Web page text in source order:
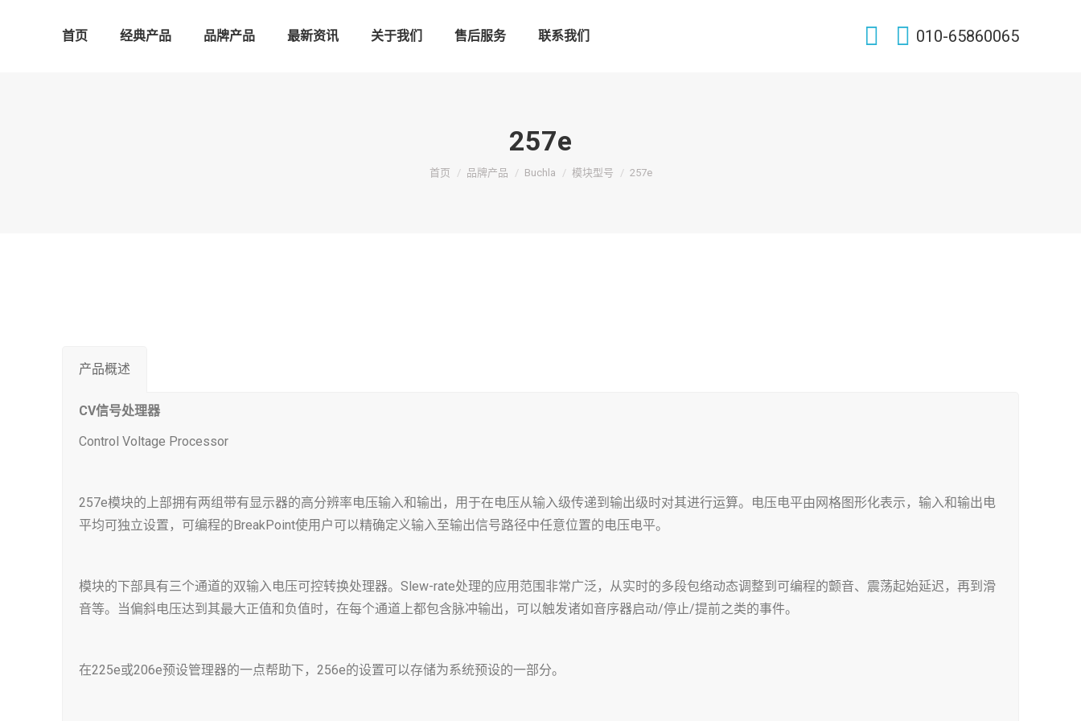
首页 经典产品 品牌产品 最新资讯 关于我们 售后服务 联系我们 010-65860065
257e
您在这里：
首页 品牌产品 Buchla 模块型号 257e
产品概述
CV信号处理器
Control Voltage Processor
257e模块的上部拥有两组带有显示器的高分辨率电压输入和输出，用于在电压从输入级传递到输出级时对其进行运算。电压电平由网格图形化表示，输入和输出电
平均可独立设置，可编程的BreakPoint使用户可以精确定义输入至输出信号路径中任意位置的电压电平。
模块的下部具有三个通道的双输入电压可控转换处理器。Slew-rate处理的应用范围非常广泛，从实时的多段包络动态调整到可编程的颤音、震荡起始延迟，再到滑
音等。当偏斜电压达到其最大正值和负值时，在每个通道上都包含脉冲输出，可以触发诸如音序器启动/停止/提前之类的事件。
在225e或206e预设管理器的一点帮助下，256e的设置可以存储为系统预设的一部分。